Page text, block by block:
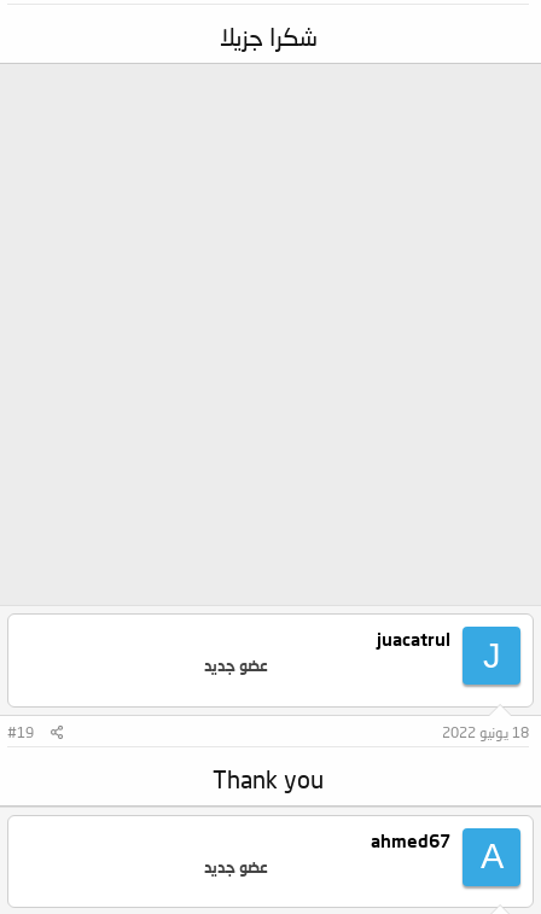
شكرا جزيلا
J
juacatrul
عضو جديد
18 يونيو 2022 #19
Thank you
A
ahmed67
عضو جديد